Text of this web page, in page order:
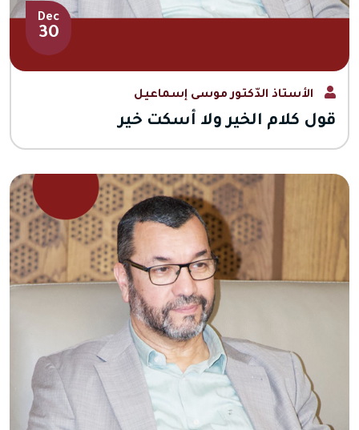
Dec
30
الأستاذ الدّكتور موسى إسماعيل
قول كلام الخير ولا أسكت خير